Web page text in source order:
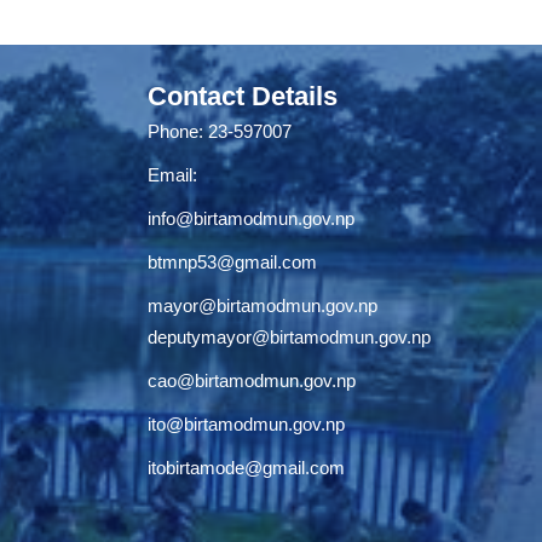
Contact Details
Phone: 23-597007
Email:
info@birtamodmun.gov.np
btmnp53@gmail.com
mayor@birtamodmun.gov.np
deputymayor@birtamodmun.gov.np
cao@birtamodmun.gov.np
ito@birtamodmun.gov.np
itobirtamode@gmail.com